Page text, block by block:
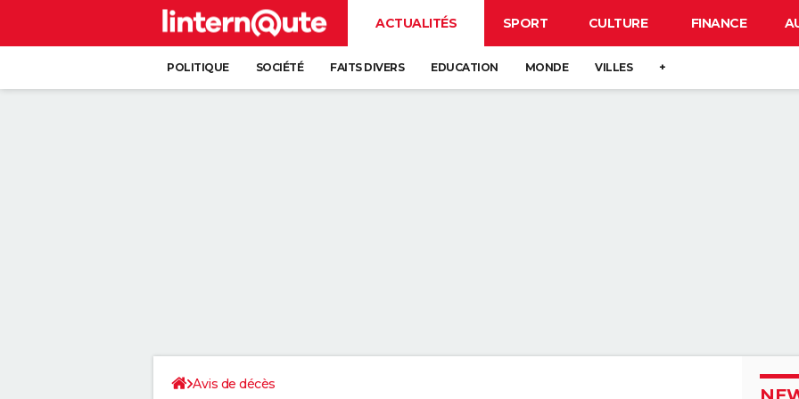
ACTUALITÉS SPORT CULTURE FINANCE
POLITIQUE SOCIÉTÉ FAITS DIVERS EDUCATION MONDE VILLES +
Avis de décès